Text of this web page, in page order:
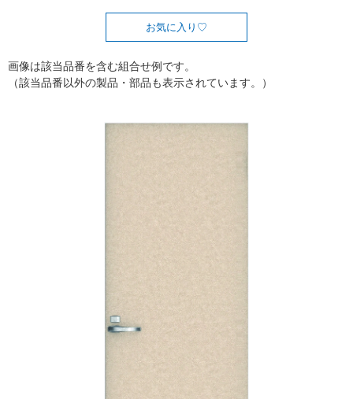
お気に入り
画像は該当品番を含む組合せ例です。
（該当品番以外の製品・部品も表示されています。）